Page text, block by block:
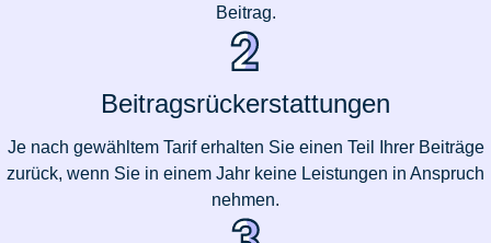
Beitrag.
Beitragsrückerstattungen
Je nach gewähltem Tarif erhalten Sie einen Teil Ihrer Beiträge
zurück, wenn Sie in einem Jahr keine Leistungen in Anspruch
nehmen.